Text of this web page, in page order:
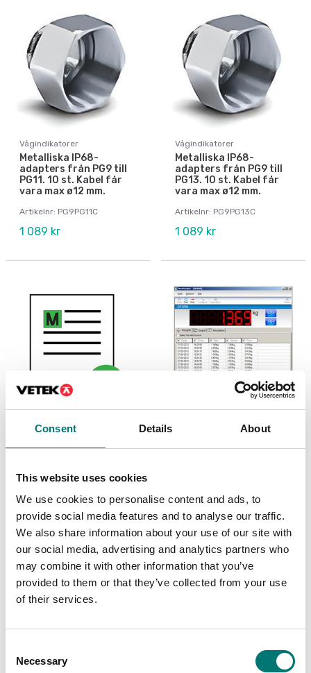
Consent Details About
This website uses cookies
We use cookies to personalise content and ads, to
provide social media features and to analyse our traffic.
We also share information about your use of our site with
our social media, advertising and analytics partners who
may combine it with other information that you’ve
provided to them or that they’ve collected from your use
of their services.
Selection
Necessary
Vågindikatorer
Metalliska IP68-
adapters från PG9 till
PG11. 10 st. Kabel får
vara max ø12 mm.
Artikelnr: PG9PG11C
1 089 kr
Vågindikatorer
Metalliska IP68-
adapters från PG9 till
PG13. 10 st. Kabel får
vara max ø12 mm.
Artikelnr: PG9PG13C
1 089 kr
Märkning (etikett) samt
kompabilitetsberäknin
Artikelnr: KCEM
1 719 kr
PC program för logging
5 290 kr